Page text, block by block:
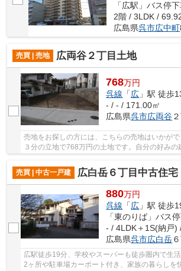
「広駅」バス停
2階 / 3LDK /
広島県呉市広中町
売買 | 売地 広両谷２丁目土地
768万円
呉線 「広 」駅 徒歩
- / - / 171.00㎡
広島県呉市広両谷
売地をお探しの方には、こちらの売地はいかが
３分の立地で768万円の土地です。自分の好みの
売買 | 中古一戸建
広白岳６丁目中古住宅
880万円
呉線 「広 」駅 徒歩
「東のりば」バス
- / 4LDK＋1S(納戸)
広島県呉市広白岳
広駅徒歩19分、学校やスーパーも徒歩圏内で生
2ヶ所や駐車場カーポート付き、家族の暮らしを